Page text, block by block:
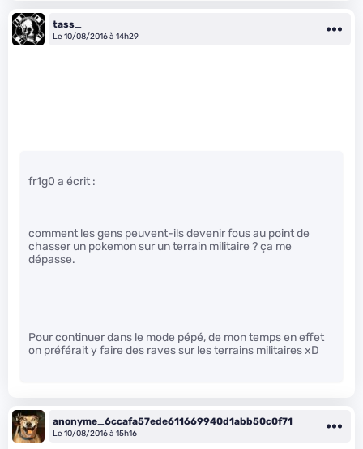
tass_
Le 10/08/2016 à 14h29
fr1g0 a écrit :
comment les gens peuvent-ils devenir fous au point de
chasser un pokemon sur un terrain militaire ? ça me
dépasse.
Pour continuer dans le mode pépé, de mon temps en effet
on préférait y faire des raves sur les terrains militaires xD
anonyme_6ccafa57ede611669940d1abb50c0f71
Le 10/08/2016 à 15h16